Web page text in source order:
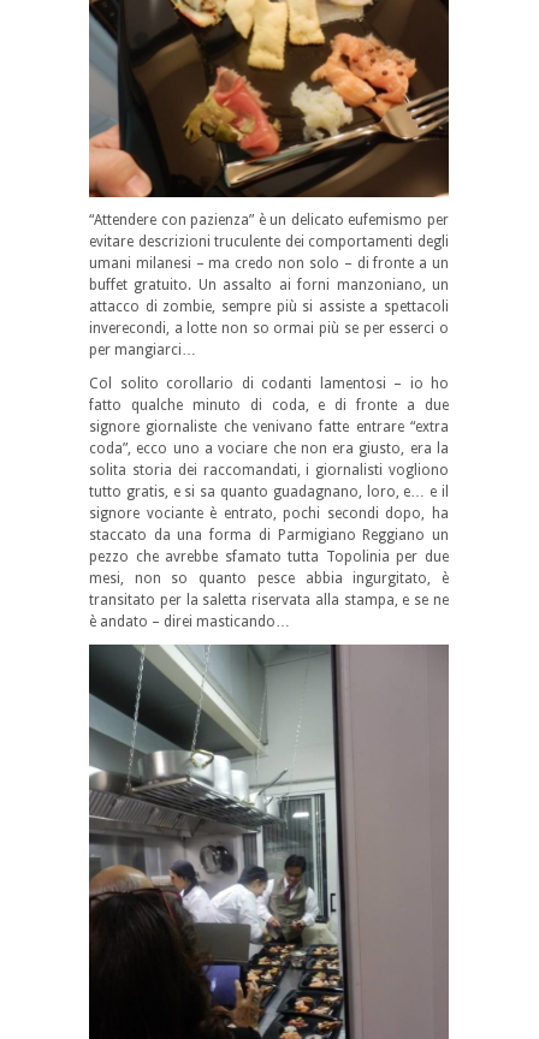
“Attendere con pazienza” è un delicato eufemismo per
evitare descrizioni truculente dei comportamenti degli
umani milanesi – ma credo non solo – di fronte a un
buffet gratuito. Un assalto ai forni manzoniano, un
attacco di zombie, sempre più si assiste a spettacoli
inverecondi, a lotte non so ormai più se per esserci o
per mangiarci…
Col solito corollario di codanti lamentosi – io ho
fatto qualche minuto di coda, e di fronte a due
signore giornaliste che venivano fatte entrare “extra
coda”, ecco uno a vociare che non era giusto, era la
solita storia dei raccomandati, i giornalisti vogliono
tutto gratis, e si sa quanto guadagnano, loro, e… e il
signore vociante è entrato, pochi secondi dopo, ha
staccato da una forma di Parmigiano Reggiano un
pezzo che avrebbe sfamato tutta Topolinia per due
mesi, non so quanto pesce abbia ingurgitato, è
transitato per la saletta riservata alla stampa, e se ne
è andato – direi masticando…